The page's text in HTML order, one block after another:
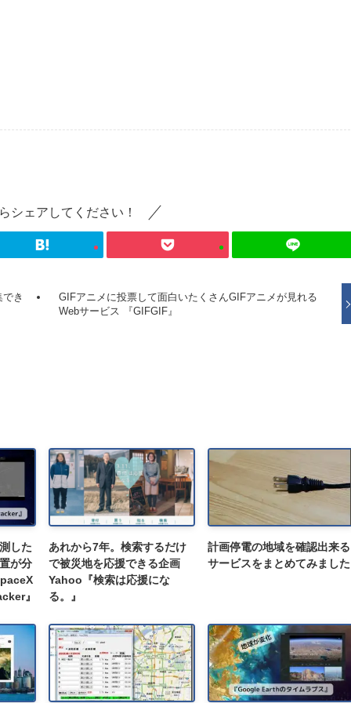
シェアしてください！
き
GIFアニメに投票して面白いたくさんGIFアニメが見れる
Webサービス 『GIFGIF』
した
が分
』
あれから7年。検索するだけ
で被災地を応援できる企画
Yahoo『検索は応援にな
る。』
計画停電の地域を確認出来る
サービスをまとめてみました